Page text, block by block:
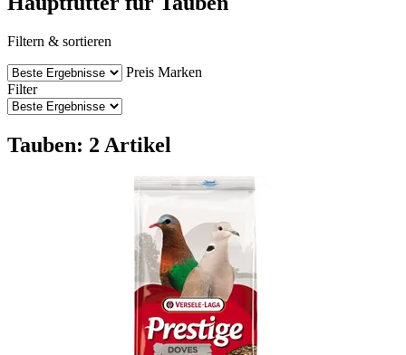
Filtern & sortieren
Preis Marken
Filter
Tauben: 2 Artikel